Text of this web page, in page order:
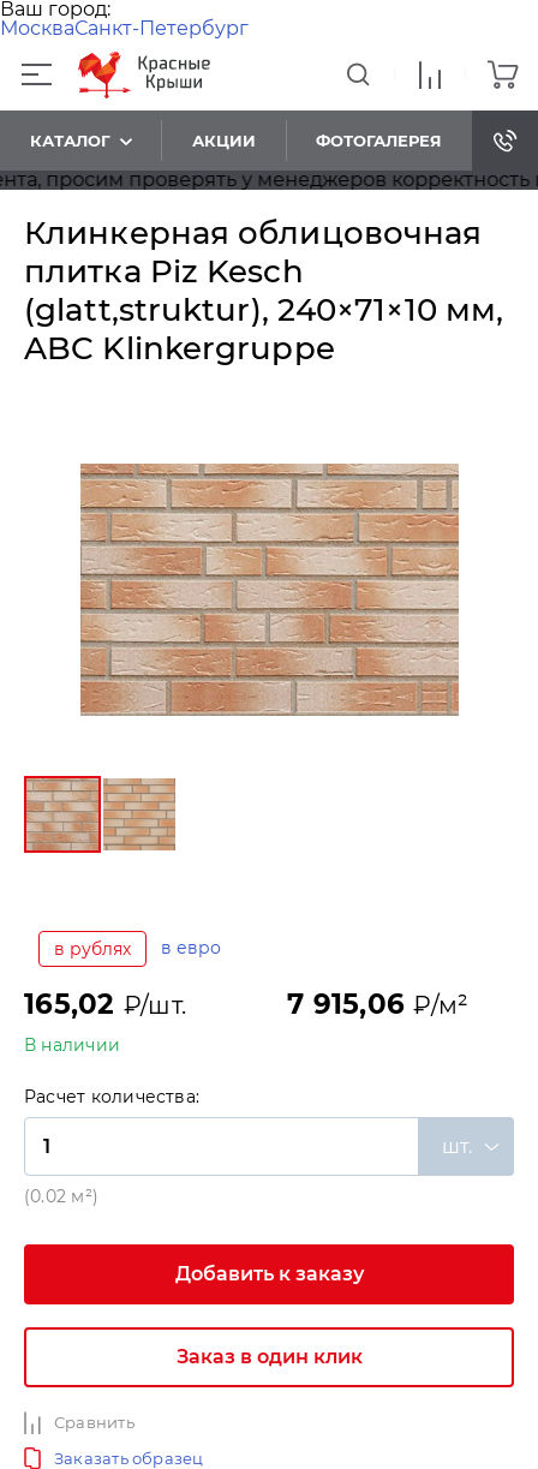
Ваш город:
МоскваСанкт-Петербург
КАТАЛОГ АКЦИИ ФОТОГАЛЕРЕЯ
проверять у менеджеров корректность цен.
Клинкерная облицовочная
плитка Piz Kesch
(glatt,struktur), 240×71×10 мм,
ABC Klinkergruppe
в рублях в евро
165,02 ₽/шт. 7 915,06₽/м²
В наличии
Расчет количества:
шт.
(0.02 м²)
Добавить к заказу
Заказ в один клик
Сравнить
Заказать образец